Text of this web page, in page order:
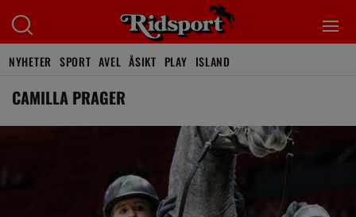
NYHETER SPORT AVEL ÅSIKT PLAY ISLAND
CAMILLA PRAGER